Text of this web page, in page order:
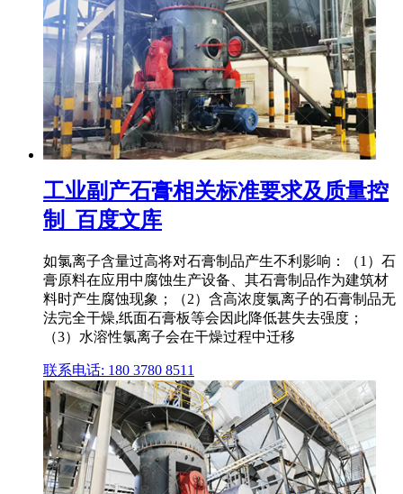
工业副产石膏相关标准要求及质量控
制_百度文库
如氯离子含量过高将对石膏制品产生不利影响：（1）石
膏原料在应用中腐蚀生产设备、其石膏制品作为建筑材
料时产生腐蚀现象；（2）含高浓度氯离子的石膏制品无
法完全干燥,纸面石膏板等会因此降低甚失去强度；
（3）水溶性氯离子会在干燥过程中迁移
联系电话: 180 3780 8511